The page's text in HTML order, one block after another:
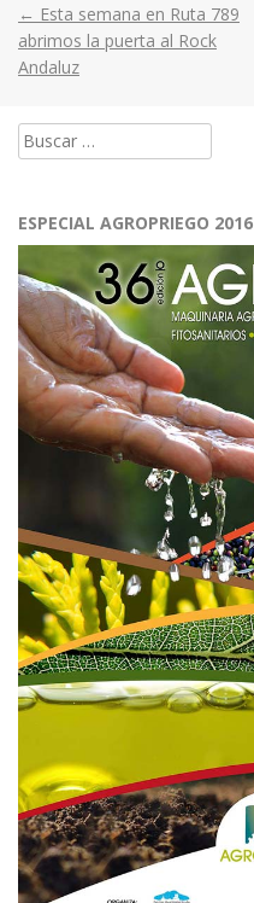
Post
navigation
← Esta semana en Ruta 789
abrimos la puerta al Rock
Andaluz
Buscar:
ESPECIAL AGROPRIEGO 2016